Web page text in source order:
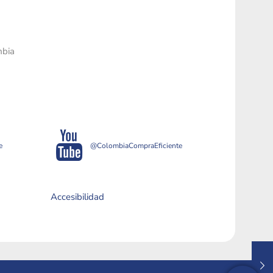
@ColombiaCompraEficiente
Accesibilidad